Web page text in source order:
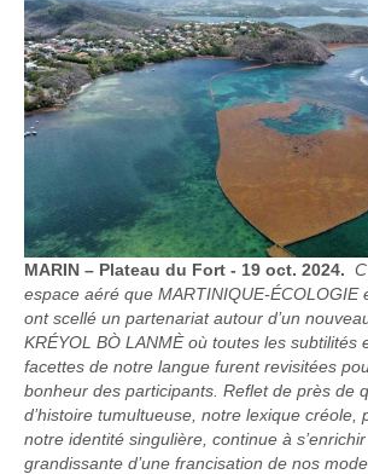
MARIN – Plateau du Fort - 19 oct. 2024.
espace aéré que MARTINIQUE-ÉCOLOGIE
ont scellé un partenariat autour d’un
KRÉYOL BÒ LANMÈ où toutes les subtilités
facettes de notre langue furent revisitées
bonheur des participants. Reflet de près de
d’histoire tumultueuse, notre lexique créole,
notre identité singulière, continue à
grandissante d’une francisation de nos